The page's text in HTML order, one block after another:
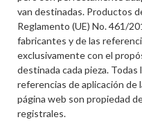
van destinadas. Productos
Reglamento (UE) No. 461/
fabricantes y de las
exclusivamente con el
destinada cada pieza. Todas
referencias de aplicación de
página web son propiedad
registrales.